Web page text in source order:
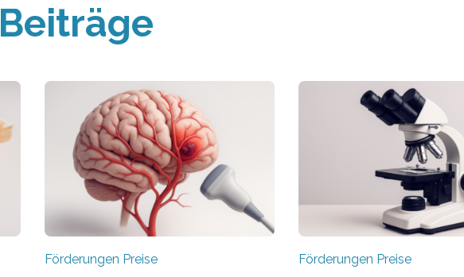
Beiträge
Förderungen Preise Förderungen Preise